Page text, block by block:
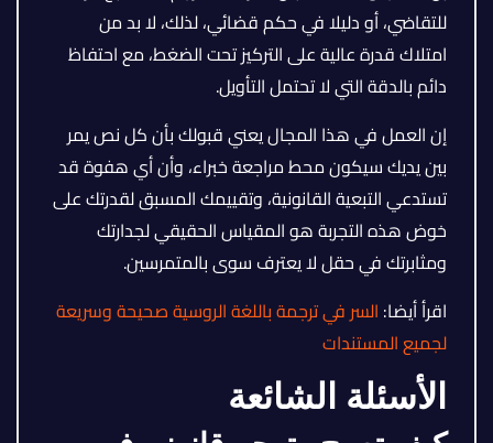
للتقاضي، أو دليلا في حكم قضائي، لذلك، لا بد من
امتلاك قدرة عالية على التركيز تحت الضغط، مع احتفاظ
دائم بالدقة التي لا تحتمل التأويل.
إن العمل في هذا المجال يعني قبولك بأن كل نص يمر
بين يديك سيكون محط مراجعة خبراء، وأن أي هفوة قد
تستدعي التبعية القانونية، وتقييمك المسبق لقدرتك على
خوض هذه التجربة هو المقياس الحقيقي لجدارتك
ومثابرتك في حقل لا يعترف سوى بالمتمرسين.
اقرأ أيضا: السر في ترجمة باللغة الروسية صحيحة وسريعة
لجميع المستندات
الأسئلة الشائعة